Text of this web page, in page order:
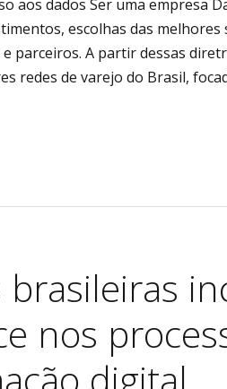
aos dados Ser uma empresa
escolhas das melhores
parceiros. A partir dessas
redes de varejo do Brasil,
brasileiras
nos